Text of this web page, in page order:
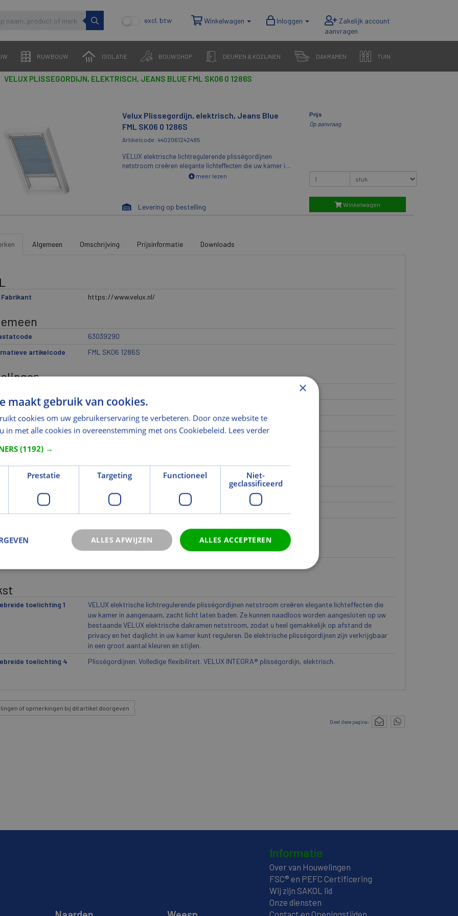
excl. btw Winkelwagen Inloggen
RUWBOUW ISOLATIE BOUWSHOP DEUREN & KOZIJNEN DAKRAMEN TUIN
VELUX PLISSEGORDIJN, ELEKTRISCH, JEANS BLUE FML SK06 0 1286S
Velux Plissegordijn, elektrisch, Jeans Blue
FML SK06 0 1286S
Artikelcode: 4402061242495
VELUX elektrische lichtregulerende plisségordijnen
netstroom creëren elegante lichteffecten die uw kamer in
aangenaam, zacht licht laten baden. Ze kunnen naadloos
de privacy en het daglicht in uw kamer kunt reguleren. De
elektrische plisségordijnen zijn verkrijgbaar in een groot
meer lezen
Levering op bestelling
Prijs
Op aanvraag
Winkelwagen
Algemeen Omschrijving Prijsinformatie Downloads
Fabrikant https://www.velux.nl/
63039290
artikelcode
FML SK06 1286S
2
Elektrisch lichttemperend plisségordijn Jeansblauw
3
FML
5
(kg)
en Oppervlak
toelichting 1
VELUX elektrische lichtregulerende plisségordijnen netstroom creëren elegante lichteffecten die
uw kamer in aangenaam, zacht licht laten baden. Ze kunnen naadloos worden aangesloten op uw
bestaande VELUX elektrische dakramen netstroom, zodat u heel gemakkelijk op afstand de
privacy en het daglicht in uw kamer kunt reguleren. De elektrische plisségordijnen zijn verkrijgbaar
in een groot aantal kleuren en stijlen.
toelichting 4
Plisségordijnen. Volledige flexibiliteit. VELUX INTEGRA® plisségordijn, elektrisch.
of opmerkingen bij dit artikel doorgeven
Deel deze pagina:
Informatie
Over van Houwelingen
FSC® en PEFC Certificering
Wij zijn SAKOL lid
Onze diensten
×
maakt gebruik van cookies.
cookies om uw gebruikerservaring te verbeteren. Door onze website te
in met alle cookies in overeenstemming met ons Cookiebeleid. Lees verder
(1192) →
Prestatie Targeting Functioneel
Niet-
geclassificeerd
ALLES ACCEPTEREN
ALLES AFWIJZEN